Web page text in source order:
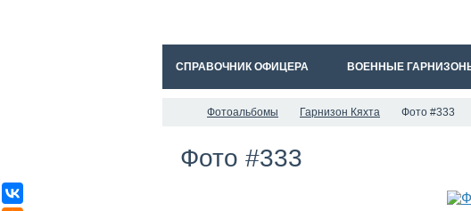
СПРАВОЧНИК ОФИЦЕРА ВОЕННЫЕ
Фотоальбомы Гарнизон Кяхта Фото #333
Фото #333